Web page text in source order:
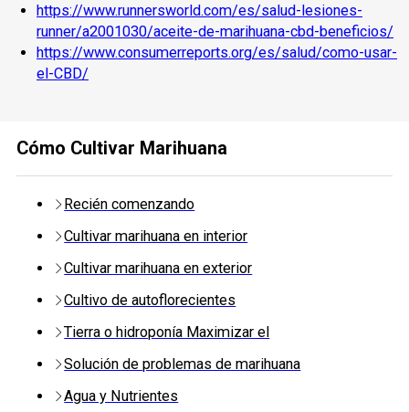
https://www.runnersworld.com/es/salud-lesiones-
runner/a2001030/aceite-de-marihuana-cbd-beneficios/
https://www.consumerreports.org/es/salud/como-usar-
el-CBD/
Cómo Cultivar Marihuana
Recién comenzando
Cultivar marihuana en interior
Cultivar marihuana en exterior
Cultivo de autoflorecientes
Tierra o hidroponía Maximizar el
Solución de problemas de marihuana
Agua y Nutrientes